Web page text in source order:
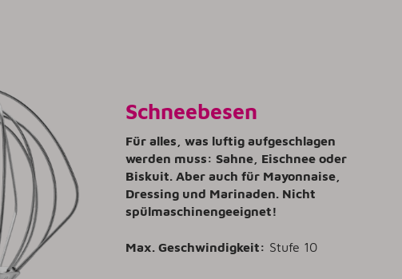
Schneebesen
Für alles, was luftig aufgeschlagen
werden muss: Sahne, Eischnee oder
Biskuit. Aber auch für Mayonnaise,
Dressing und Marinaden. Nicht
spülmaschinengeeignet!
Max. Geschwindigkeit: Stufe 10